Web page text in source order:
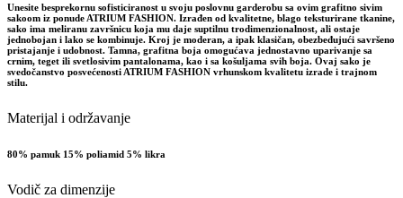
Unesite besprekornu sofisticiranost u svoju poslovnu garderobu sa ovim grafitno sivim
sakoom iz ponude ATRIUM FASHION. Izrađen od kvalitetne, blago teksturirane tkanine,
sako ima meliranu završnicu koja mu daje suptilnu trodimenzionalnost, ali ostaje
jednobojan i lako se kombinuje. Kroj je moderan, a ipak klasičan, obezbeđujući savršeno
pristajanje i udobnost. Tamna, grafitna boja omogućava jednostavno uparivanje sa
crnim, teget ili svetlosivim pantalonama, kao i sa košuljama svih boja. Ovaj sako je
svedočanstvo posvećenosti ATRIUM FASHION vrhunskom kvalitetu izrade i trajnom
stilu.
Materijal i održavanje
80% pamuk 15% poliamid 5% likra
Vodič za dimenzije